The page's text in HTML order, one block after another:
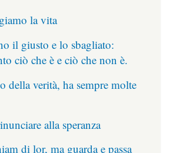
la vita
il giusto e lo sbagliato:
ciò che è e ciò che non è.
della verità, ha sempre molte
alla speranza
di lor, ma guarda e passa